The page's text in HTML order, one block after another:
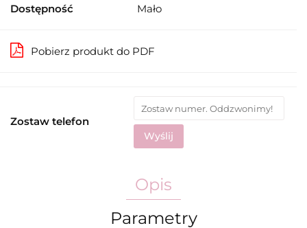
Dostępność Mało
Pobierz produkt do PDF
Zostaw telefon
Wyślij
Opis
Parametry